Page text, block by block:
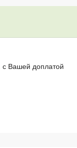
с Вашей доплатой